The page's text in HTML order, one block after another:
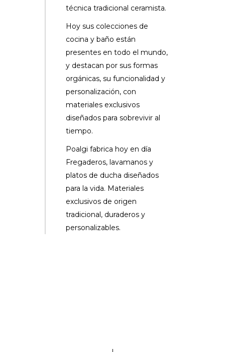
técnica tradicional ceramista.
Hoy sus colecciones de
cocina y baño están
presentes en todo el mundo,
y destacan por sus formas
orgánicas, su funcionalidad y
personalización, con
materiales exclusivos
diseñados para sobrevivir al
tiempo.
Poalgi fabrica hoy en día
Fregaderos, lavamanos y
platos de ducha diseñados
para la vida. Materiales
exclusivos de origen
tradicional, duraderos y
personalizables.